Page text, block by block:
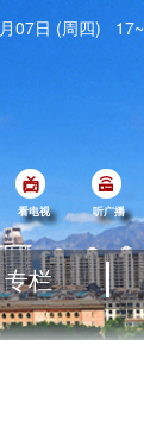
07日 (周四) 17~
看电视 听广播
专栏